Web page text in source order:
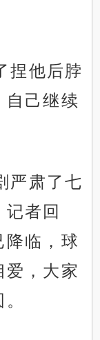
捏他后脖
自己继续
严肃了七
者回
降临，球
爱，大家